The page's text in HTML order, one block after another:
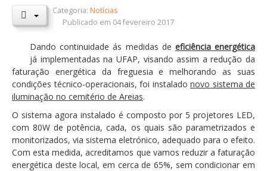
Orçamentos / PPI / PPA
DESTAQUES
Eventos
Notícias
Sondagens
ZêzereTV
SERVIÇOS
Categoria:Notícias
Publicado em 04 fevereiro 2017
Dando continuidade ás medidas de eficiência energética
já implementadas na UFAP, visando assim a redução da
faturação energética da freguesia e melhorando as suas
condições técnico-operacionais, foi instalado novo sistema de
iluminação no cemitério de Areias.
O sistema agora instalado é composto por 5 projetores LED,
com 80W de potência, cada, os quais são parametrizados e
monitorizados, via sistema eletrónico, adequado para o efeito.
Com esta medida, acreditamos que vamos reduzir a faturação
energética deste local, em cerca de 65%, sem condicionar em